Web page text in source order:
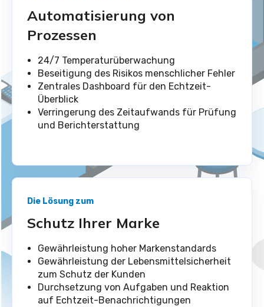
Automatisierung von
Prozessen
24/7 Temperaturüberwachung
Beseitigung des Risikos menschlicher Fehler
Zentrales Dashboard für den Echtzeit-
Überblick
Verringerung des Zeitaufwands für Prüfung
und Berichterstattung
Die Lösung zum
Schutz Ihrer Marke
Gewährleistung hoher Markenstandards
Gewährleistung der Lebensmittelsicherheit
zum Schutz der Kunden
Durchsetzung von Aufgaben und Reaktion
auf Echtzeit-Benachrichtigungen